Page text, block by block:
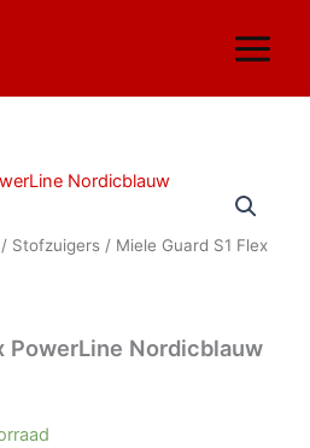
/ Stofzuigers / Miele Guard S1 Flex
PowerLine Nordicblauw